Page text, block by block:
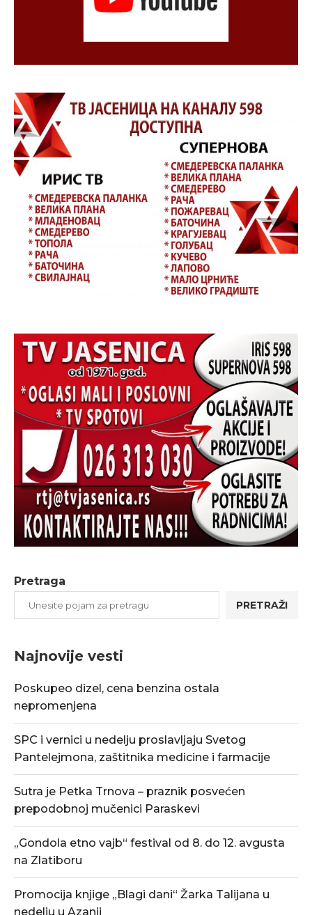
Pretraga
PRETRAŽI
Najnovije vesti
Poskupeo dizel, cena benzina ostala
nepromenjena
SPC i vernici u nedelju proslavljaju Svetog
Pantelejmona, zaštitnika medicine i farmacije
Sutra je Petka Trnova – praznik posvećen
prepodobnoj mučenici Paraskevi
„Gondola etno vajb“ festival od 8. do 12. avgusta
na Zlatiboru
Promocija knjige „Blagi dani“ Žarka Talijana u
nedelju u Azanji